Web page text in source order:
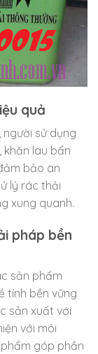
quả
sử dụng
khăn lau bẩn
bảo an
lý rác thải
xung quanh.
pháp bền
sản phẩm
tính bền vững
sản xuất với
với môi
góp phần